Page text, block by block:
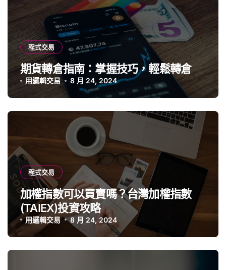
程式交易
期貨轉倉指南：掌握技巧，輕鬆轉倉
用邏輯交易 8 月 24, 2024
程式交易
加權指數可以買賣嗎？台灣加權指數
(TAIEX)投資攻略
用邏輯交易 8 月 24, 2024